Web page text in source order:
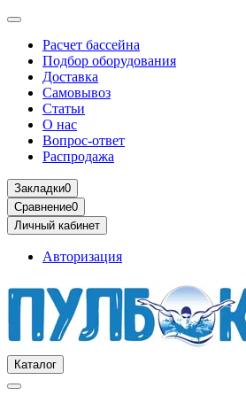
Расчет бассейна
Подбор оборудования
Доставка
Самовывоз
Статьи
О нас
Вопрос-ответ
Распродажа
Закладки0
Сравнение0
Личный кабинет
Авторизация
Каталог